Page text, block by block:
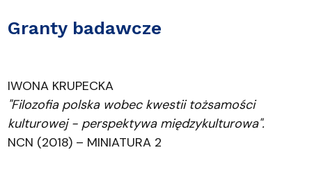
Granty badawcze
IWONA KRUPECKA
"Filozofia polska wobec kwestii tożsamości
kulturowej - perspektywa międzykulturowa".
NCN (2018) – MINIATURA 2